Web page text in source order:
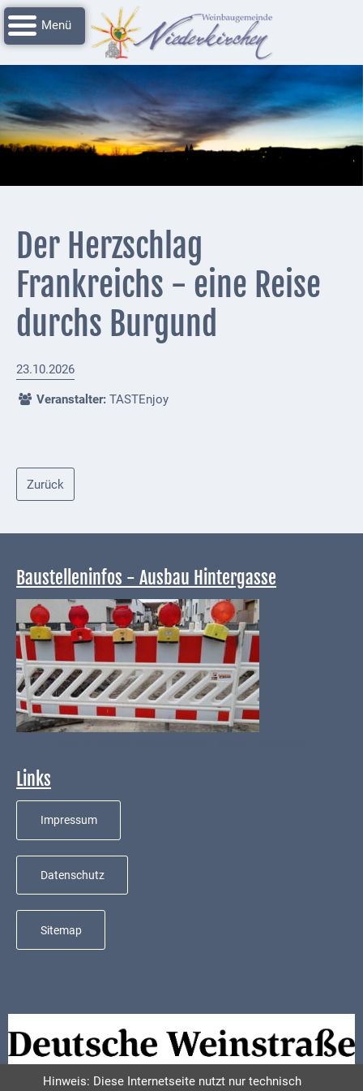
Navigation
überspringen
Startseite
Grussworte
Rathaus
Unser
Niederkirchen
Impressionen
Nachrichtenarchiv
Verbandsgemeinde
Deidesheim
Polizei +
Behörden
Infrastruktur
und
Abfallentsorgung
Energieversorgung
Breitbandausbau/
Telekommunikation
Post
Mobilität
Abwasser
Defibrillatoren
Katastrophenschutz
Suche
Sitemap
Der Herzschlag
Frankreichs - eine Reise
durchs Burgund
23.10.2026
Veranstalter: TASTEnjoy
Zurück
Baustelleninfos - Ausbau Hintergasse
Links
Impressum
Datenschutz
Sitemap
Hinweis: Diese Internetseite nutzt nur technisch